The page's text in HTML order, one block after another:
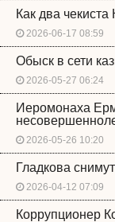
Как два
2026-06-17 08:59
Обыск в сети
2026-05-27 06:24
Иеромонаха
2026-05-26 10:20
Гладкова
2026-04-12 07:09
Коррупционер